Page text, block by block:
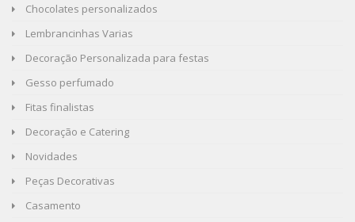
Chocolates personalizados
Lembrancinhas Varias
Decoração Personalizada para festas
Gesso perfumado
Fitas finalistas
Decoração e Catering
Novidades
Peças Decorativas
Casamento